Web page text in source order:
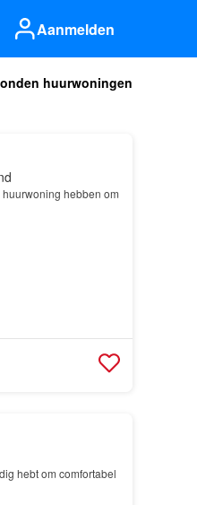
Aanmelden
huurwoningen
hebben om
hebt om comfortabel